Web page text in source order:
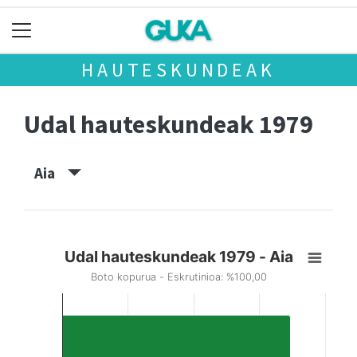
HAUTESKUNDEAK
Udal hauteskundeak 1979
Aia
Udal hauteskundeak 1979 - Aia
Boto kopurua - Eskrutinioa: %100,00